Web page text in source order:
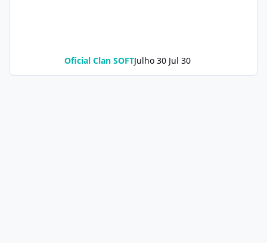
Oficial Clan SOFTJulho 30 Jul 30